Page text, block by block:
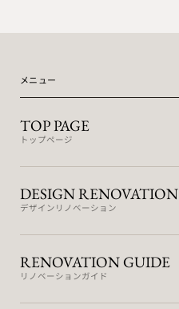
メニュー
TOP PAGE
トップページ
DESIGN RENOVATION
デザインリノベーション
RENOVATION GUIDE
リノベーションガイド